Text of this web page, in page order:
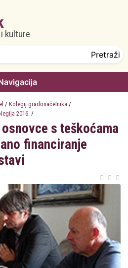
kulture
/ Kolegij gradonačelnika /
2016./
s teškoćama
financiranje